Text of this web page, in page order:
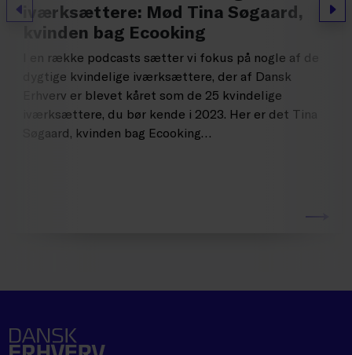
Forrigeiværksættere: Mød Tina Søgaard,
kvinden bag Ecooking
I en række podcasts sætter vi fokus på nogle af de
dygtige kvindelige iværksættere, der af Dansk
Erhverv er blevet kåret som de 25 kvindelige
iværksættere, du bør kende i 2023. Her er det Tina
Søgaard, kvinden bag Ecooking…